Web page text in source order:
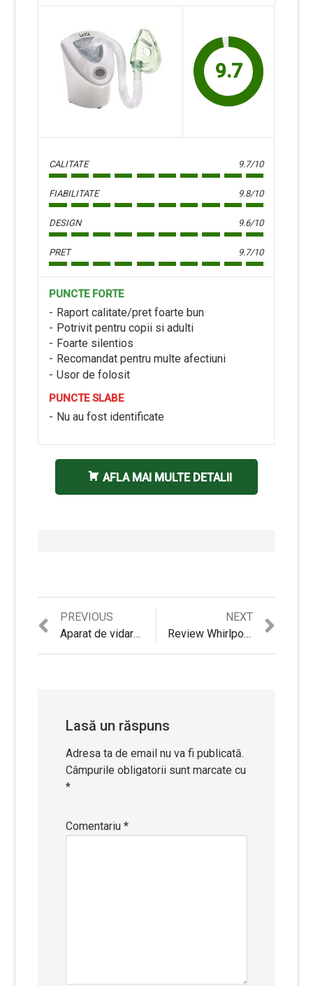
9.7
CALITATE 9.7/10
FIABILITATE 9.8/10
DESIGN 9.6/10
PRET 9.7/10
PUNCTE FORTE
Raport calitate/pret foarte bun
Potrivit pentru copii si adulti
Foarte silentios
Recomandat pentru multe afectiuni
Usor de folosit
PUNCTE SLABE
Nu au fost identificate
AFLA MAI MULTE DETALII
Navigare
PREVIOUS
Previous
post:
Aparat de vidare FoodSaver FFS006X-01 – Review detaliat si Pareri
NEXT
post:
Review Whirlpool AKP 7460 – cuptor electric incorporabil
Lasă un răspuns
Adresa ta de email nu va fi publicată.
Câmpurile obligatorii sunt marcate cu
*
Comentariu*